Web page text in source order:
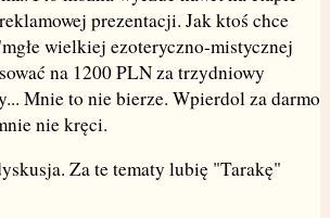
prezentacji. Jak ktoś chce
wielkiej ezoteryczno-mistycznej
na 1200 PLN za trzydniowy
Mnie to nie bierze. Wpierdol za darmo
nie kręci.
Za te tematy lubię "Tarakę"